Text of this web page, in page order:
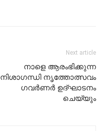
Next article
നാളെ ആരംഭിക്കുന്ന
നിശാഗന്ധി നൃത്തോത്സവം
ഗവർണർ ഉദ്ഘാടനം
ചെയ്യും